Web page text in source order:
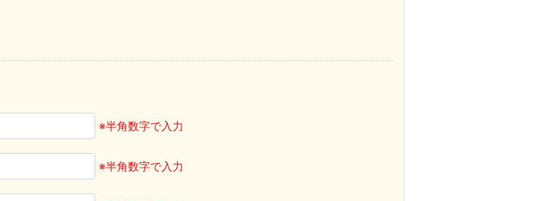
※半角数字で入力
※半角数字で入力